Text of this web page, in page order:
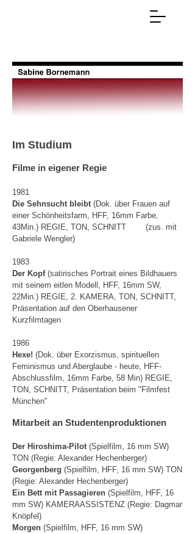
Im Studium
Filme in eigener Regie
1981
Die Sehnsucht bleibt(Dok. über Frauen auf
einer Schönheitsfarm, HFF, 16mm Farbe,
43Min.) REGIE, TON, SCHNITT
(zus. mit
Gabriele Wengler)
1983
Der Kopf(satirisches Portrait eines Bildhauers
mit seinem eitlen Modell, HFF, 16mm SW,
22Min.) REGIE, 2. KAMERA, TON, SCHNITT,
Präsentation auf den Oberhausener
Kurzfilmtagen
1986
Hexe! (Dok. über Exorzismus, spirituellen
Feminismus und Aberglaube - heute, HFF-
Abschlussfilm, 16mm Farbe, 58 Min) REGIE,
TON, SCHNITT, Präsentation beim "Filmfest
München"
Mitarbeit an Studentenproduktionen
Der Hiroshima-Pilot(Spielfilm, 16 mm SW)
TON (Regie: Alexander Hechenberger)
Georgenberg (Spielfilm, HFF, 16 mm SW) TON
(Regie: Alexander Hechenberger)
Ein Bett mit Passagieren (Spielfilm, HFF, 16
mm SW) KAMERAASSISTENZ (Regie: Dagmar
Knöpfel)
Morgen (Spielfilm, HFF, 16 mm SW)